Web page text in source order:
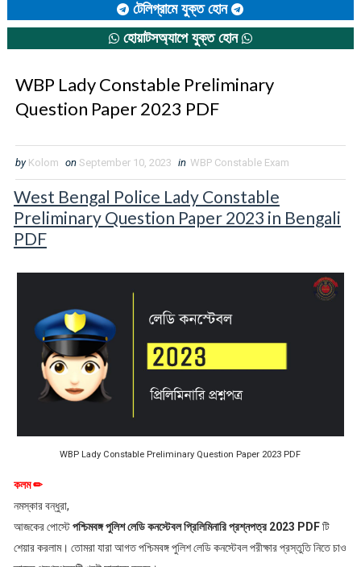
টেলিগ্রামে যুক্ত হোন
হোয়াটসঅ্যাপে যুক্ত হোন
WBP Lady Constable Preliminary
Question Paper 2023 PDF
by Kolom on September 10, 2023 in WBP Constable Exam
West Bengal Police Lady Constable
Preliminary Question Paper 2023 in Bengali
PDF
WBP Lady Constable Preliminary Question Paper 2023 PDF
কলম ✏
নমস্কার বন্ধুরা,
আজকের পোস্টেপশ্চিমবঙ্গ পুলিশ লেডি কনস্টেবল প্রিলিমিনারি প্রশ্নপত্র 2023 PDFটি
শেয়ার করলাম। তোমরা যারা আগত পশ্চিমবঙ্গ পুলিশ লেডি কনস্টেবল পরীক্ষার প্রস্তুতি নিতে চাও